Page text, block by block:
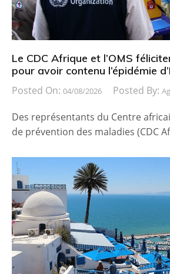
Le CDC Afrique et l’OMS
pour avoir contenu l’épidémie
Posted On: 04/08/2026 Posted By:
Des représentants du Centre
de prévention des maladies (CDC